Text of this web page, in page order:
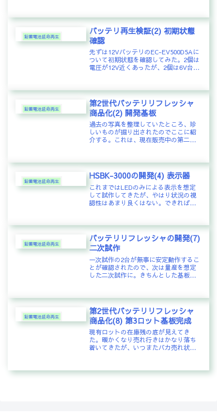
期待していたが、期待はまったく外れ
てしまったようだ。そ...
鉛蓄電池延命再生
バッテリ再生検証(2) 初期状態
確認
先ずは12VバッテリのEC-EV500D5Aに
ついて初期状態を確認してみた。2個は
電圧が12V近くあったが、2個は6V台と
台まで放電が進んで長期間経ったバッ
テリは果た...
鉛蓄電池延命再生
第2世代バッテリリフレッシャ
商品化(2) 開発基板
過去の写真を整理していたところ、珍
しいものが掘り出されたのでここに紹
介する。これは、現在販売中の第二世
さにそれらしい開発基板なので苦労の
跡を見てやってほしい。実際に製品
に...
鉛蓄電池延命再生
HSBK-3000の開発(4) 表示器
これまではLEDのみによる表示を想定
して試作してきたが、やはり状況の視
認性はあまり良くはない。できれば、
のためには、LCD等キャラクタディス
プレイ、もしくはグラフィカルディ...
鉛蓄電池延命再生
バッテリリフレッシャの開発(7)
二次試作
一次試作の2台が無事に安定動作するこ
とが確認されたので、次は量産を想定
した二次試作に。きちんとした基板を
整を不要とすることを目的に。パタン
はフリーの水魚堂さんのMBEを利用...
鉛蓄電池延命再生
第2世代バッテリリフレッシャ
商品化(8) 第3ロット基板完成
現有ロットの在庫残の底が見えてき
た。暖かくなり売れ行きはかなり落ち
着いてきたが、いつまたバカ売れ状態
要性をこの冬学習したので、先行的に